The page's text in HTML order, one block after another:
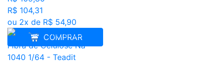
R$ 104,31
ou 2x de R$ 54,90
COMPRAR